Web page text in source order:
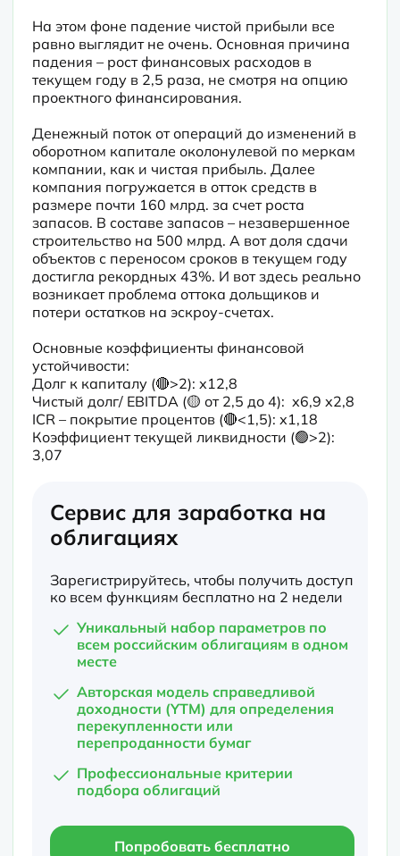
На этом фоне падение чистой прибыли все
равно выглядит не очень. Основная причина
падения – рост финансовых расходов в
текущем году в 2,5 раза, не смотря на опцию
проектного финансирования.
Денежный поток от операций до изменений в
оборотном капитале околонулевой по меркам
компании, как и чистая прибыль. Далее
компания погружается в отток средств в
размере почти 160 млрд. за счет роста
запасов. В составе запасов – незавершенное
строительство на 500 млрд. А вот доля сдачи
объектов с переносом сроков в текущем году
достигла рекордных 43%. И вот здесь реально
возникает проблема оттока дольщиков и
потери остатков на эскроу-счетах.
Основные коэффициенты финансовой
устойчивости:
Долг к капиталу (🔴>2): х12,8
Чистый долг/ EBITDA (🟡 от 2,5 до 4):  х6,9 х2,8
ICR – покрытие процентов (🔴<1,5): х1,18
Коэффициент текущей ликвидности (🟢>2):
3,07
Сервис для заработка на
облигациях
Зарегистрируйтесь, чтобы получить доступ
ко всем функциям бесплатно на 2 недели
Уникальный набор параметров по
всем российским облигациям в одном
месте
Авторская модель справедливой
доходности (YTM) для определения
перекупленности или
перепроданности бумаг
Профессиональные критерии
подбора облигаций
Попробовать бесплатно